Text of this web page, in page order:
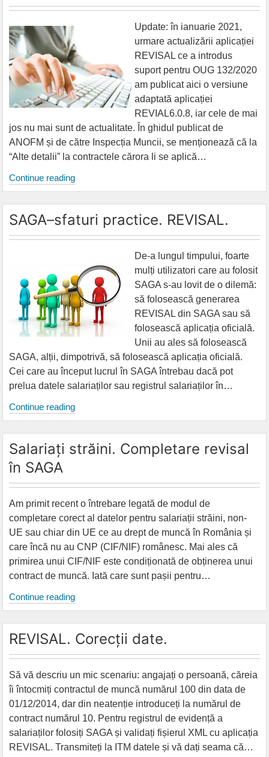
132–
nouă
Update: în ianuarie 2021,
urmare actualizării aplicației
REVISAL ce a introdus
suport pentru OUG 132/2020
am publicat aici o versiune
adaptată aplicației
REVIAL6.0.8, iar cele de mai
jos nu mai sunt de actualitate. În ghidul publicat de
ANOFM și de către Inspecția Muncii, se menționează că la
“Alte detalii” la contractele cărora li se aplică…
Continue readingREVISAL
SAGA
–
OUG
132/2020
SAGA–sfaturi practice. REVISAL.
De-a lungul timpului, foarte
mulți utilizatori care au folosit
SAGA s-au lovit de o dilemă:
să folosească generarea
REVISAL din SAGA sau să
folosească aplicația oficială.
Unii au ales să folosească
SAGA, alții, dimpotrivă, să folosească aplicația oficială.
Cei care au început lucrul în SAGA întrebau dacă pot
prelua datele salariaților sau registrul salariaților în…
Continue readingSAGA–
sfaturi
practice.
REVISAL.
Salariați străini. Completare revisal
în SAGA
Am primit recent o întrebare legată de modul de
completare corect al datelor pentru salariații străini, non-
UE sau chiar din UE ce au drept de muncă în România și
care încă nu au CNP (CIF/NIF) românesc. Mai ales că
primirea unui CIF/NIF este condiționată de obținerea unui
contract de muncă. Iată care sunt pașii pentru…
Continue readingSalariați
străini.
Completare
revisal
în
SAGA
REVISAL. Corecții date.
Să vă descriu un mic scenariu: angajați o persoană, căreia
îi întocmiți contractul de muncă numărul 100 din data de
01/12/2014, dar din neatenție introduceți la numărul de
contract numărul 10. Pentru registrul de evidență a
salariaților folosiți SAGA și validați fișierul XML cu aplicația
REVISAL. Transmiteți la ITM datele și vă dați seama că…